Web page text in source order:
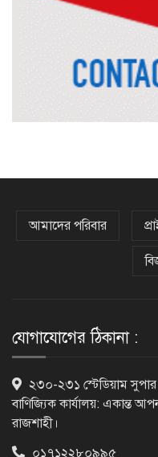
আমাদের পরিবার
যোগাযোগের ঠিকানা :
২৩০-২৩১ স্টেডিয়াম সুপার
বাণিজ্যিক কার্যালয়: একান্ত
রাজশাহী।
০১৭১২২৮০৯৯৫